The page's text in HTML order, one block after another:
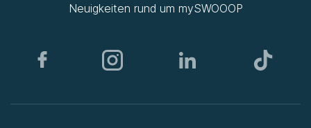
Neuigkeiten rund um mySWOOOP